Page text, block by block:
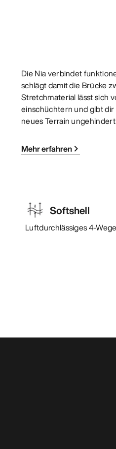
Die Nia verbindet
schlägt damit die Brücke
Stretchmaterial lässt sich
einschüchtern und gibt dir
neues Terrain
Mehr erfahren
Softshell
Luftdurchlässiges 4-